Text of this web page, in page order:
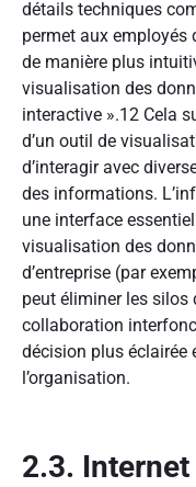
détails techniques
permet aux
de manière plus
visualisation des
interactive ».12 Cela
d’un outil de
d’interagir avec
des informations.
une interface
visualisation des
d’entreprise (par
peut éliminer les silos
collaboration
décision plus éclairée
l’organisation.
2.3.